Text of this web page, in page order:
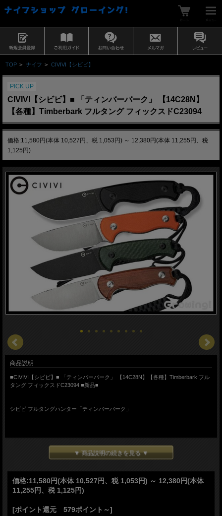
TOP > ナイフ > CIVIVI【シビビ】
PICK UP
CIVIVI【シビビ】■ 「ティンバーバーク」 【14C28N】
【各種】Timberbark フルタング フィックスドC23094
価格:11,580円(本体 10,527円、税 1,053円) ～ 12,380円(本体 11,255円、税
1,125円)
商品説明
■CIVIVI【シビビ】■ 「ティンバーバーク」 【14C28N】【各種】Timberbark フル
タング フィックスドC23094 ■新品■
シビビ フルタングハンター「ティンバーバーク」
●ブラック ブレード＝ブラック ハンドル●
●サテン ブレード＝オレンジ ハンドル●
●サテン ブレード＝ウッド ハンドル●
●14C28N ステンレス ブレード
▼ 商品説明の続きを見る ▼
価格:11,580円(本体 10,527円、税 1,053円) ～ 12,380円(本体
11,255円、税 1,125円)
[ポイント還元 579ポイント～]